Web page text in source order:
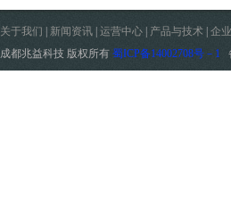
关于我们 新闻资讯 运营中心 产品与技术 企
成都兆益科技 版权所有 蜀ICP备14002708号－1